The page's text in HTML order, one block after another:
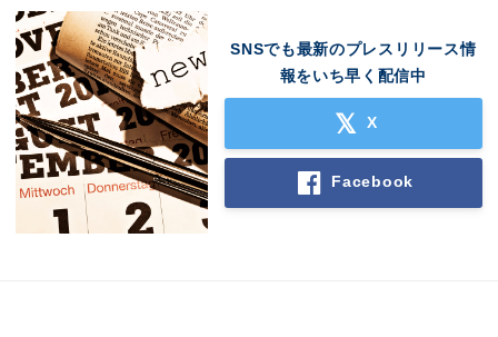
SNSでも最新のプレスリリース情
報をいち早く配信中
X
Facebook